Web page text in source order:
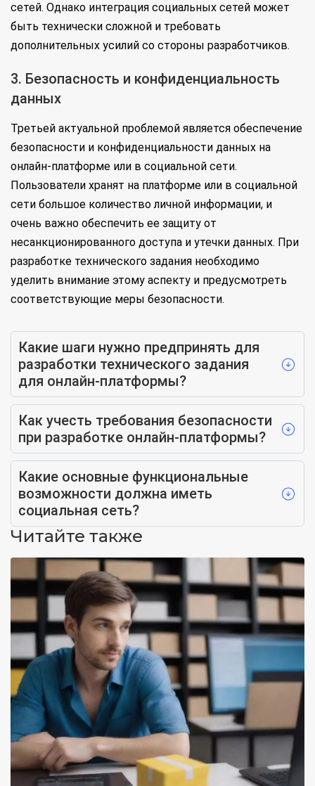
сетей. Однако интеграция социальных сетей может
быть технически сложной и требовать
дополнительных усилий со стороны разработчиков.
3. Безопасность и конфиденциальность
данных
Третьей актуальной проблемой является обеспечение
безопасности и конфиденциальности данных на
онлайн-платформе или в социальной сети.
Пользователи хранят на платформе или в социальной
сети большое количество личной информации, и
очень важно обеспечить ее защиту от
несанкционированного доступа и утечки данных. При
разработке технического задания необходимо
уделить внимание этому аспекту и предусмотреть
соответствующие меры безопасности.
Какие шаги нужно предпринять для
разработки технического задания
для онлайн-платформы?
Как учесть требования безопасности
при разработке онлайн-платформы?
Какие основные функциональные
возможности должна иметь
социальная сеть?
Читайте также